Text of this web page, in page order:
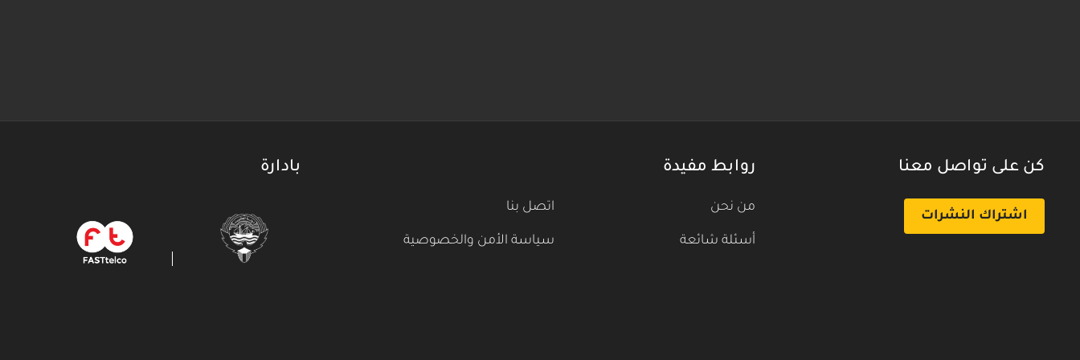
كن على تواصل معنا
اشتراك النشرات
روابط مفيدة
من نحن
أسئلة شائعة
اتصل بنا
سياسة الأمن والخصوصية
بادارة